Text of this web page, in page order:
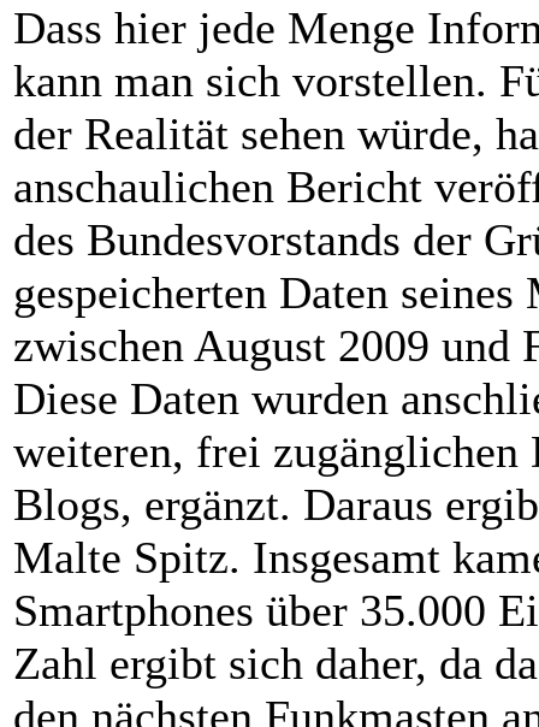
Dass hier jede Menge
kann man sich vorstellen.
der Realität sehen würde,
anschaulichen Bericht
des Bundesvorstands der
gespeicherten Daten
zwischen August 2009 und
Diese Daten wurden
weiteren, frei zugänglichen
Blogs, ergänzt. Daraus
Malte Spitz. Insgesamt
Smartphones über 35.000
Zahl ergibt sich daher, da
den nächsten Funkmasten